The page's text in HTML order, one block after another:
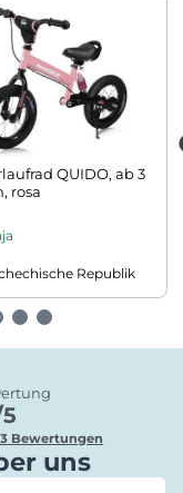
QUIDO, ab 3
rosa
Republik
Bewertungen
uns